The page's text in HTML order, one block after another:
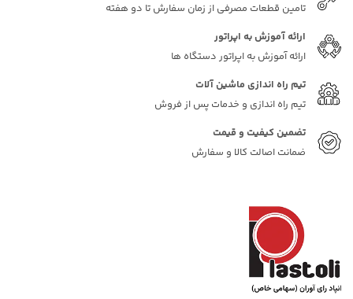
تامین قطعات مصرفی از زمان سفارش تا دو هفته
ارائه آموزش به اپراتور
ارائه آموزش به اپراتور دستگاه ها
تیم راه اندازی ماشین آلات
تیم راه اندازی و خدمات پس از فروش
تضمین کیفیت و قیمت
ضمانت اصالت کالا و سفارش